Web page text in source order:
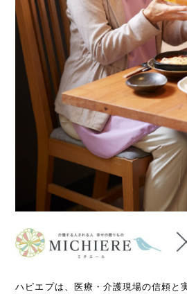
ハピエプは、医療・介護現場の信頼と